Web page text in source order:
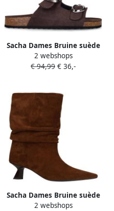
Sacha Dames Bruine suède
slippers
2 webshops
€ 94,99 € 36,-
Sacha Dames Bruine suède
slouchy enkellaarsjes met
2 webshops